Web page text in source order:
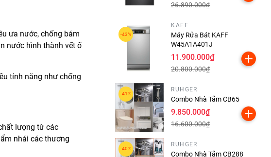
ưa nước, chống bám
nước hình thành vết ố
tính năng như chống
lượng từ các
nhái các thương
26.890.000₫
KAFF
Máy Rửa Bát KAFF
W45A1A401J
11.900.000₫
20.800.000₫
RUHGER
Combo Nhà Tắm CB65
9.850.000₫
16.600.000₫
RUHGER
Combo Nhà Tắm CB288